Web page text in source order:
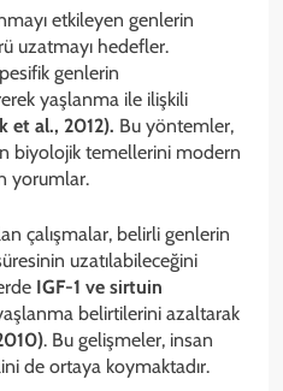
etkileyen genlerin
uzatmayı hedefler.
genlerin
yaşlanma ile ilişkili
et al., 2012). Bu yöntemler,
biyolojik temellerini modern
yorumlar.
çalışmalar, belirli genlerin
uzatılabileceğini
IGF-1 ve sirtuin
belirtilerini azaltarak
. Bu gelişmeler, insan
de ortaya koymaktadır.